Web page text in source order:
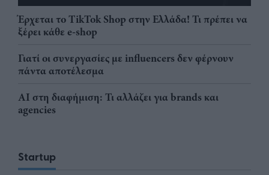
Έρχεται το TikTok Shop στην Ελλάδα! Τι πρέπει να
ξέρει κάθε e-shop
Γιατί οι συνεργασίες με influencers δεν φέρνουν
πάντα αποτέλεσμα
AI στη διαφήμιση: Τι αλλάζει για brands και
agencies
Startup